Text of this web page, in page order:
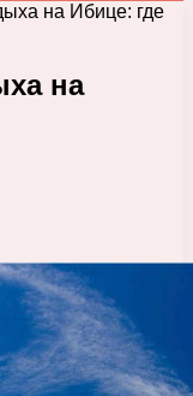
на Ибице: где
на